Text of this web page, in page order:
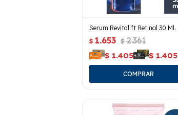
Serum Revitalift Retinol 30 Ml.
$ 1.653 $ 2.361
$ 1.405 $ 1.405